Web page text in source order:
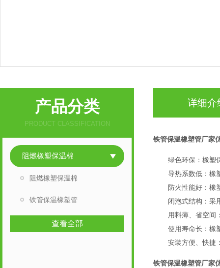
产品分类
PRODUCT CLASSIFICATION
阻燃橡塑保温棉
阻燃橡塑保温棉
铁管保温橡塑管
查看全部
详细介
铁管保温橡塑管厂家
绿色环保：橡塑
导热系数低：橡
防火性能好：橡
闭泡式结构：采
用料薄、省空间
使用寿命长：橡
安装方便、快捷
铁管保温橡塑管厂家